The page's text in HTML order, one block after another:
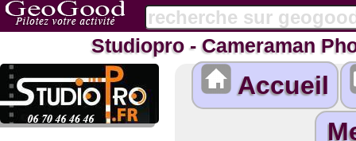
Studiopro - Cameraman
Accueil